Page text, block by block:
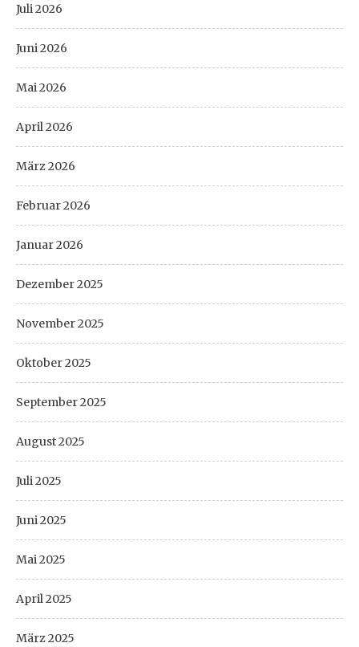
Juli 2026
Juni 2026
Mai 2026
April 2026
März 2026
Februar 2026
Januar 2026
Dezember 2025
November 2025
Oktober 2025
September 2025
August 2025
Juli 2025
Juni 2025
Mai 2025
April 2025
März 2025